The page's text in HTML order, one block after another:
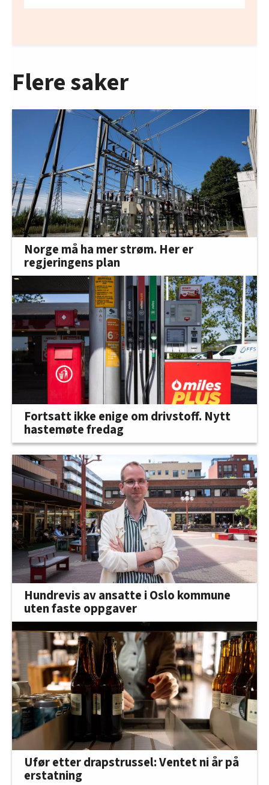
Flere saker
Norge må ha mer strøm. Her er
regjeringens plan
Fortsatt ikke enige om drivstoff. Nytt
hastemøte fredag
Hundrevis av ansatte i Oslo kommune
uten faste oppgaver
Ufør etter drapstrussel: Ventet ni år på
erstatning